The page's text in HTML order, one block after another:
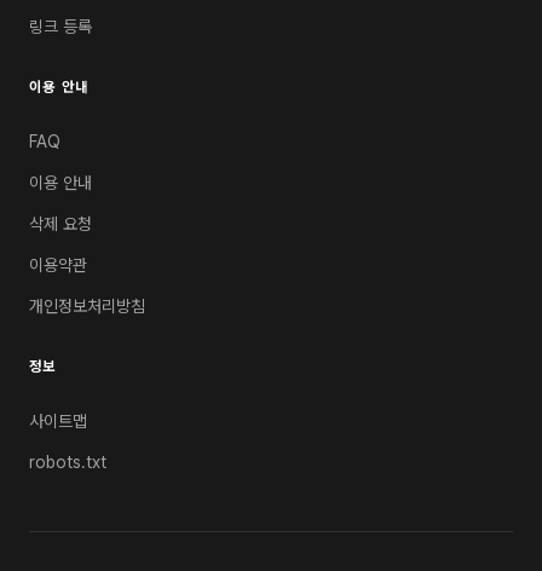
링크 등록
이용 안내
FAQ
이용 안내
삭제 요청
이용약관
개인정보처리방침
정보
사이트맵
robots.txt